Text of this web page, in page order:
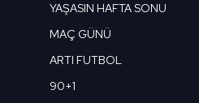
YAŞASIN HAFTA SONU
MAÇ GÜNÜ
ARTI FUTBOL
90+1